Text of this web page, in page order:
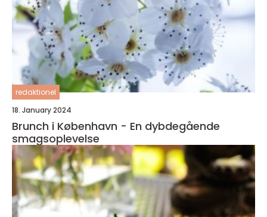
redaktionel
18. January 2024
Brunch i København - En dybdegående
smagsoplevelse